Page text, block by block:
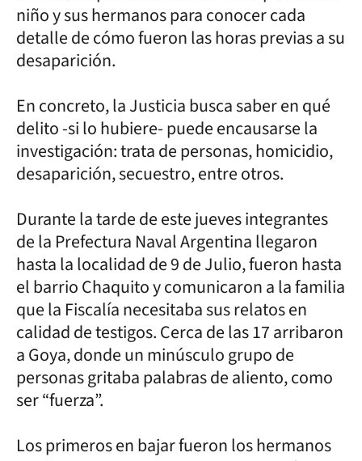
niño y sus hermanos para conocer cada
detalle de cómo fueron las horas previas a su
desaparición.
En concreto, la Justicia busca saber en qué
delito -si lo hubiere- puede encausarse la
investigación: trata de personas, homicidio,
desaparición, secuestro, entre otros.
Durante la tarde de este jueves integrantes
de la Prefectura Naval Argentina llegaron
hasta la localidad de 9 de Julio, fueron hasta
el barrio Chaquito y comunicaron a la familia
que la Fiscalía necesitaba sus relatos en
calidad de testigos. Cerca de las 17 arribaron
a Goya, donde un minúsculo grupo de
personas gritaba palabras de aliento, como
ser “fuerza”.
Los primeros en bajar fueron los hermanos